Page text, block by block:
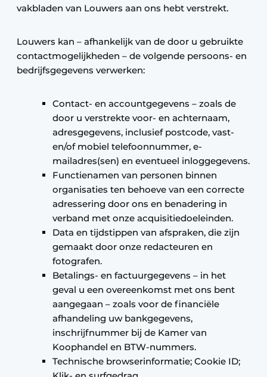
vakbladen van Louwers aan ons hebt verstrekt.
Louwers kan – afhankelijk van de door u gebruikte
contactmogelijkheden – de volgende persoons- en
bedrijfsgegevens verwerken:
Contact- en accountgegevens – zoals de
door u verstrekte voor- en achternaam,
adresgegevens, inclusief postcode, vast-
en/of mobiel telefoonnummer, e-
mailadres(sen) en eventueel inloggegevens.
Functienamen van personen binnen
organisaties ten behoeve van een correcte
adressering door ons en benadering in
verband met onze acquisitiedoeleinden.
Data en tijdstippen van afspraken, die zijn
gemaakt door onze redacteuren en
fotografen.
Betalings- en factuurgegevens – in het
geval u een overeenkomst met ons bent
aangegaan – zoals voor de financiële
afhandeling uw bankgegevens,
inschrijfnummer bij de Kamer van
Koophandel en BTW-nummers.
Technische browserinformatie; Cookie ID;